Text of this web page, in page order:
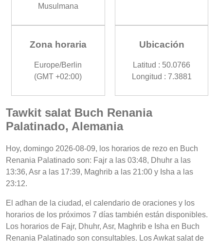
Musulmana
Zona horaria
Europe/Berlin
(GMT +02:00)
Ubicación
Latitud : 50.0766
Longitud : 7.3881
Tawkit salat Buch Renania
Palatinado, Alemania
Hoy, domingo 2026-08-09, los horarios de rezo en Buch
Renania Palatinado son: Fajr a las 03:48, Dhuhr a las
13:36, Asr a las 17:39, Maghrib a las 21:00 y Isha a las
23:12.
El adhan de la ciudad, el calendario de oraciones y los
horarios de los próximos 7 días también están disponibles.
Los horarios de Fajr, Dhuhr, Asr, Maghrib e Isha en Buch
Renania Palatinado son consultables. Los Awkat salat de